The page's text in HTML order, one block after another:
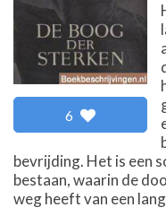
6
bevrijding. Het is een
bestaan, waarin de
weg heeft van een